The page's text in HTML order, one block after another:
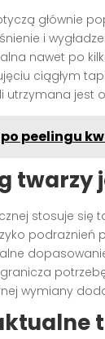
głównie
i
nawet po
ciągłym
utrzymana
peelingu
twarzy
stosuje się
podrażnień
wymiany